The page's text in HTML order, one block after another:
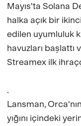
Mayıs'ta Solana
halka açık bir
edilen uyumluluk
havuzları başlattı
Streamex ilk
.
Lansman,
yığını içindeki